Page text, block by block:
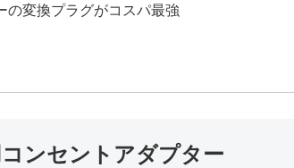
の変換プラグがコスパ最強
ンセントアダプター